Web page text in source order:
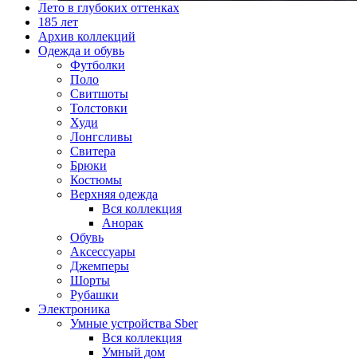
Лето в глубоких оттенках
185 лет
Архив коллекций
Одежда и обувь
Футболки
Поло
Свитшоты
Толстовки
Худи
Лонгсливы
Свитера
Брюки
Костюмы
Верхняя одежда
Вся коллекция
Анорак
Обувь
Аксессуары
Джемперы
Шорты
Рубашки
Электроника
Умные устройства Sber
Вся коллекция
Умный дом